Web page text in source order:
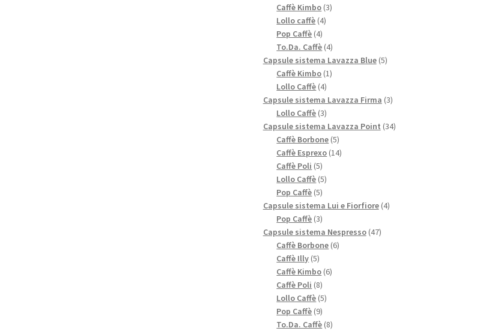
Caffè Kimbo 33
Lollo caffè 44
Pop Caffè 44
prodotti
To.Da. Caffè 44
prodotti
Capsule sistema Lavazza Blue 55
Caffè Kimbo 11
Lollo Caffè 44
prodotti
Capsule sistema Lavazza Firma 33
Lollo Caffè 33
prodotti
Capsule sistema Lavazza Point 3434
Caffè Borbone 55
prodotti
Caffè Esprexo 1414
Caffè Poli 55
prodotti
Lollo Caffè 55
Pop Caffè 55
prodotti
Capsule sistema Lui e Fiorfiore 44
Pop Caffè 33
prodotti
Capsule sistema Nespresso 4747
Caffè Borbone 66
Caffè Illy 55
prodotti
Caffè Kimbo 66
Caffè Poli 88
prodotti
Lollo Caffè 55
Pop Caffè 99
prodotti
To.Da. Caffè 88